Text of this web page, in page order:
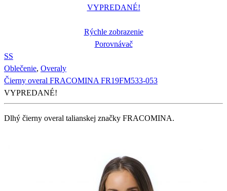
VYPREDANÉ!
Rýchle zobrazenie
Porovnávač
SS
Oblečenie, Overaly
Čierny overal FRACOMINA FR19FM533-053
VYPREDANÉ!
Dlhý čierny overal talianskej značky FRACOMINA.